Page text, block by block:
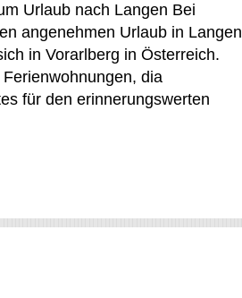
Urlaub nach Langen Bei
angenehmen Urlaub in Langen
in Vorarlberg in Österreich.
dia
für den erinnerungswerten